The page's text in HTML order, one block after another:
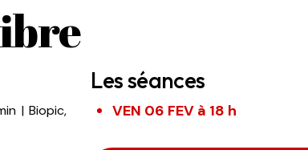
|Biopic,
Les séances
VEN 06 FEV à 18 h